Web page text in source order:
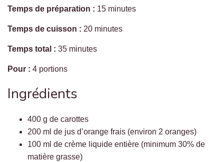
Temps de préparation : 15 minutes
Temps de cuisson : 20 minutes
Temps total : 35 minutes
Pour : 4 portions
Ingrédients
400 g de carottes
200 ml de jus d’orange frais (environ 2 oranges)
100 ml de crème liquide entière (minimum 30% de
matière grasse)